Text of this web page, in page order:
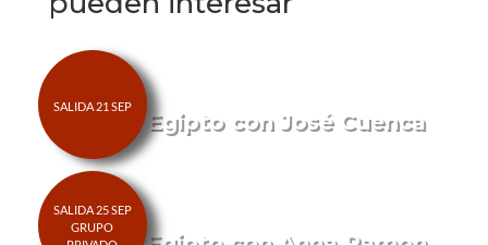
Viaje a Egipto con José Cuenca